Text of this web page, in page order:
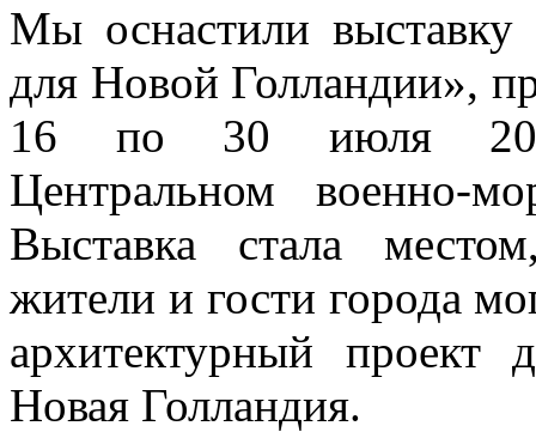
Мы оснастили
для Новой Голландии»,
16 по 30 июля
Центральном военно-
Выставка стала
жители и гости города
архитектурный проект
Новая Голландия.